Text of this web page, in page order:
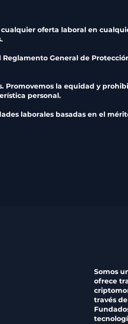
oferta laboral en
General de
Promovemos la equidad y
personal.
laborales basadas en el
Somos
ofrece
través